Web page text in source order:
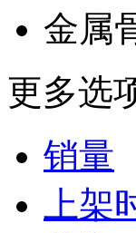
金属
更多选
销量
上架